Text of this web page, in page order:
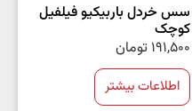
سس خردل باربیکیو فیلفیل
کوچک
191,500 تومان
اطلاعات بیشتر